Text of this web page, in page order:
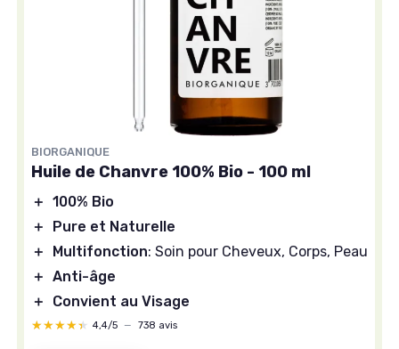
BIORGANIQUE
Huile de Chanvre 100% Bio - 100 ml
＋ 100% Bio
＋
Pure et Naturelle
＋
Multifonction: Soin pour Cheveux, Corps, Peau
＋ Anti-âge
＋
Convient au Visage
★★★★★
★★★★★ 4,4/5 — 738 avis